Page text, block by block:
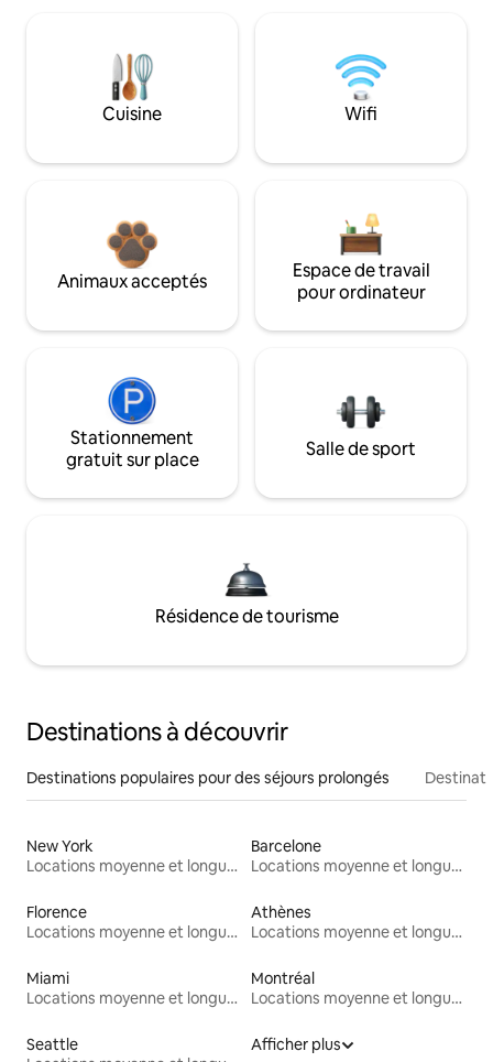
Cuisine Wifi
Animaux acceptés
Espace de travail
pour ordinateur
Stationnement
gratuit sur place
Salle de sport
Résidence de tourisme
Destinations à découvrir
Destinations populaires pour des séjours prolongés
New York
Locations moyenne et longue durée
Barcelone
Locations moyenne et longue durée
Florence
Locations moyenne et longue durée
Athènes
Locations moyenne et longue durée
Miami
Locations moyenne et longue durée
Montréal
Locations moyenne et longue durée
Seattle
Afficher plus